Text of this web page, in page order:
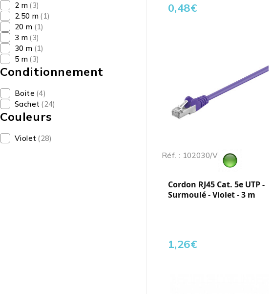
2 m (3)
2.50 m (1)
20 m (1)
3 m (3)
30 m (1)
5 m (3)
Conditionnement
Boite (4)
Sachet (24)
Couleurs
Violet (28)
0,48€
Réf. : 102030/V
Cordon RJ45 Cat. 5e UTP -
Surmoulé - Violet - 3 m
1,26€